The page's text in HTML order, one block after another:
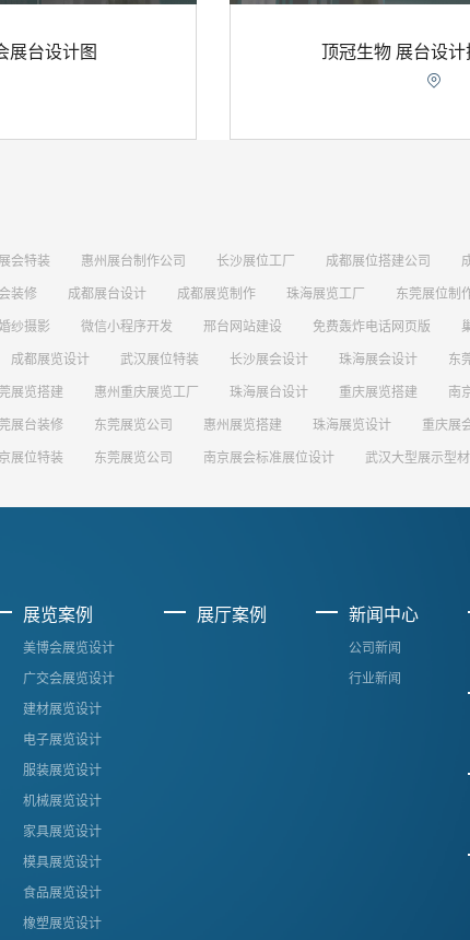
展台设计图 顶冠生物 展台设计

会特装 惠州展台制作公司 长沙展位工厂 成都展位搭建公司
装修 成都展台设计 成都展览制作 珠海展览工厂 东莞展位制
纱摄影 微信小程序开发 邢台网站建设 免费轰炸电话网页版
成都展览设计 武汉展位特装 长沙展会设计 珠海展会设计 东
展览搭建 惠州重庆展览工厂 珠海展台设计 重庆展览搭建 南
展台装修 东莞展览公司 惠州展览搭建 珠海展览设计 重庆展
展位特装 东莞展览公司 南京展会标准展位设计 武汉大型展示型材
展览案例
美博会展览设计
广交会展览设计
建材展览设计
电子展览设计
服装展览设计
机械展览设计
家具展览设计
模具展览设计
食品展览设计
橡塑展览设计
展厅案例 新闻中心
公司新闻
行业新闻